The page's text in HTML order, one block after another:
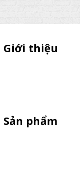
Giới thiệu
Sản phẩm